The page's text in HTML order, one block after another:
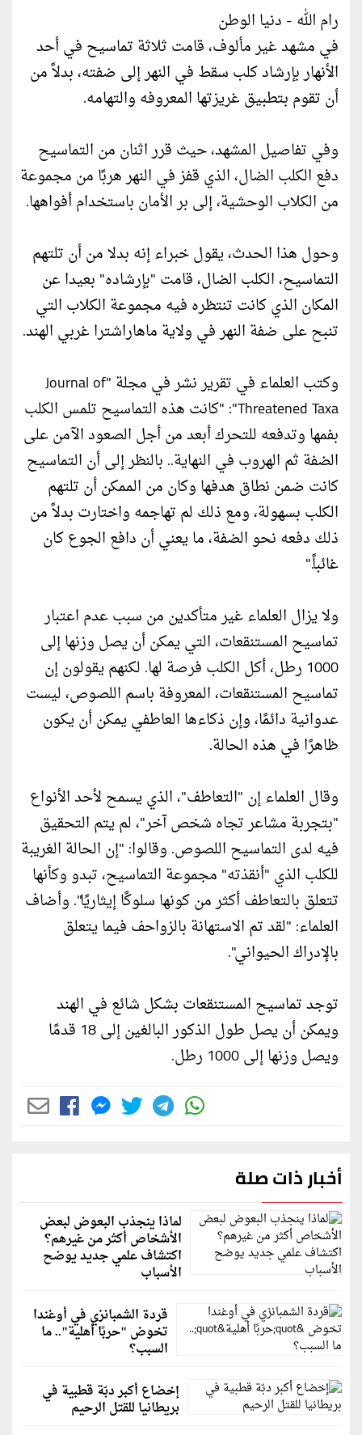
رام الله - دنيا الوطن
في مشهد غير مألوف، قامت ثلاثة تماسيح في أحد
الأنهار بإرشاد كلب سقط في النهر إلى ضفته، بدلاً من
أن تقوم بتطبيق غريزتها المعروفه والتهامه.
وفي تفاصيل المشهد، حيث قرر اثنان من التماسيح
دفع الكلب الضال، الذي قفز في النهر هربًا من مجموعة
من الكلاب الوحشية، إلى بر الأمان باستخدام أفواهها.
وحول هذا الحدث، يقول خبراء إنه بدلا من أن تلتهم
التماسيح، الكلب الضال، قامت "بإرشاده" بعيدا عن
المكان الذي كانت تنتظره فيه مجموعة الكلاب التي
تنبح على ضفة النهر في ولاية ماهاراشترا غربي الهند.
وكتب العلماء في تقرير نشر في مجلة "Journal of
Threatened Taxa": "كانت هذه التماسيح تلمس الكلب
بفمها وتدفعه للتحرك أبعد من أجل الصعود الآمن على
الضفة ثم الهروب في النهاية.. بالنظر إلى أن التماسيح
كانت ضمن نطاق هدفها وكان من الممكن أن تلتهم
الكلب بسهولة، ومع ذلك لم تهاجمه واختارت بدلاً من
ذلك دفعه نحو الضفة، ما يعني أن دافع الجوع كان
غائباً."
ولا يزال العلماء غير متأكدين من سبب عدم اعتبار
تماسيح المستنقعات، التي يمكن أن يصل وزنها إلى
1000 رطل، أكل الكلب فرصة لها. لكنهم يقولون إن
تماسيح المستنقعات، المعروفة باسم اللصوص، ليست
عدوانية دائمًا، وإن ذكاءها العاطفي يمكن أن يكون
ظاهرًا في هذه الحالة.
وقال العلماء إن "التعاطف"، الذي يسمح لأحد الأنواع
"بتجربة مشاعر تجاه شخص آخر"، لم يتم التحقيق
فيه لدى التماسيح اللصوص. وقالوا: "إن الحالة الغريبة
للكلب الذي "أنقذته" مجموعة التماسيح، تبدو وكأنها
تتعلق بالتعاطف أكثر من كونها سلوكًا إيثاريًا". وأضاف
العلماء: "لقد تم الاستهانة بالزواحف فيما يتعلق
بالإدراك الحيواني".
توجد تماسيح المستنقعات بشكل شائع في الهند
ويمكن أن يصل طول الذكور البالغين إلى 18 قدمًا
ويصل وزنها إلى 1000 رطل.
أخبار ذات صلة
لماذا ينجذب البعوض لبعض
الأشخاص أكثر من غيرهم؟
اكتشاف علمي جديد يوضح
الأسباب
قردة الشمبانزي في أوغندا
تخوض "حربًا أهلية".. ما
السبب؟
إخضاع أكبر دبّة قطبية في
بريطانيا للقتل الرحيم